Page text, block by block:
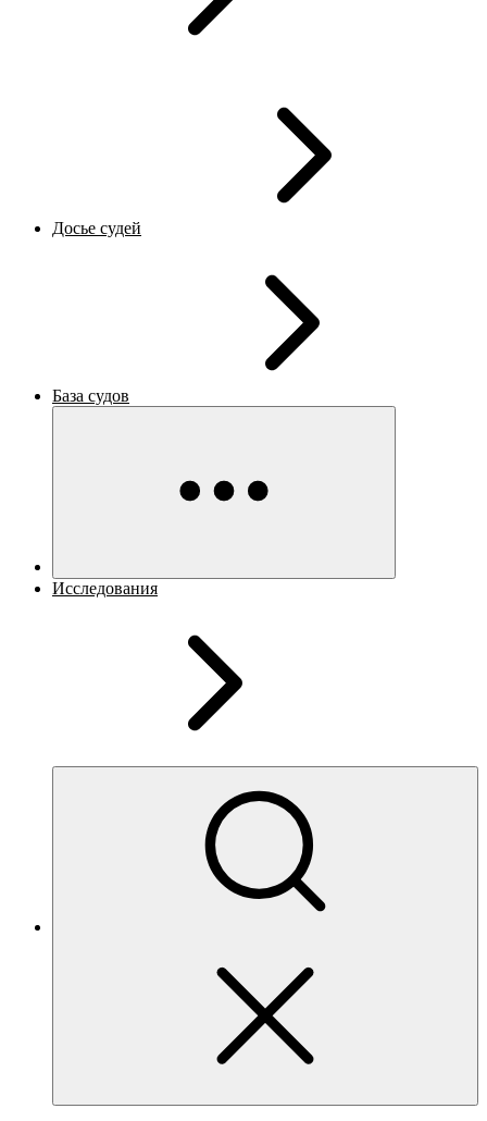
Досье судей
База судов
Исследования